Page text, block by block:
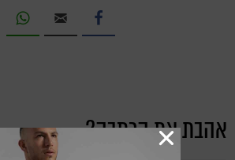
אהבת את הכתבה?